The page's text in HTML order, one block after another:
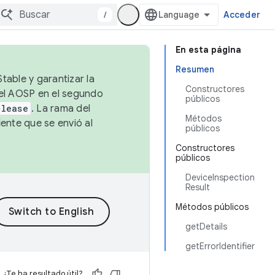
/ Acceder
En esta página
Resumen
Constructores
públicos
Métodos
públicos
Constructores
públicos
DeviceInspection
Result
Métodos públicos
getDetails
getErrorIdentifier
y garantizar la
AOSP en el segundo
. La rama del
que se envió al